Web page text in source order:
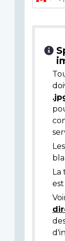
La
est